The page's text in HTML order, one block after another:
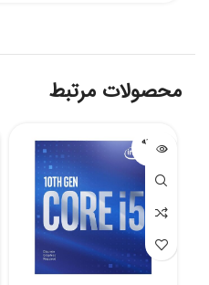
محصولات مرتبط
فروخته
شده